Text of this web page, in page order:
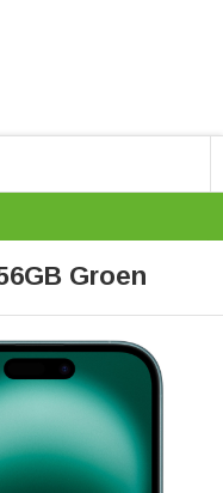
Groen